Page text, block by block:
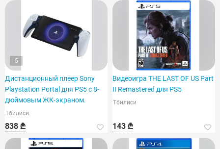
5
Дистанционный плеер Sony
Playstation Portal для PS5 с 8-
дюймовым ЖК-экраном.
Тбилиси
838 ₾
Видеоигра THE LAST OF US Part
II Remastered для PS5
Тбилиси
143 ₾